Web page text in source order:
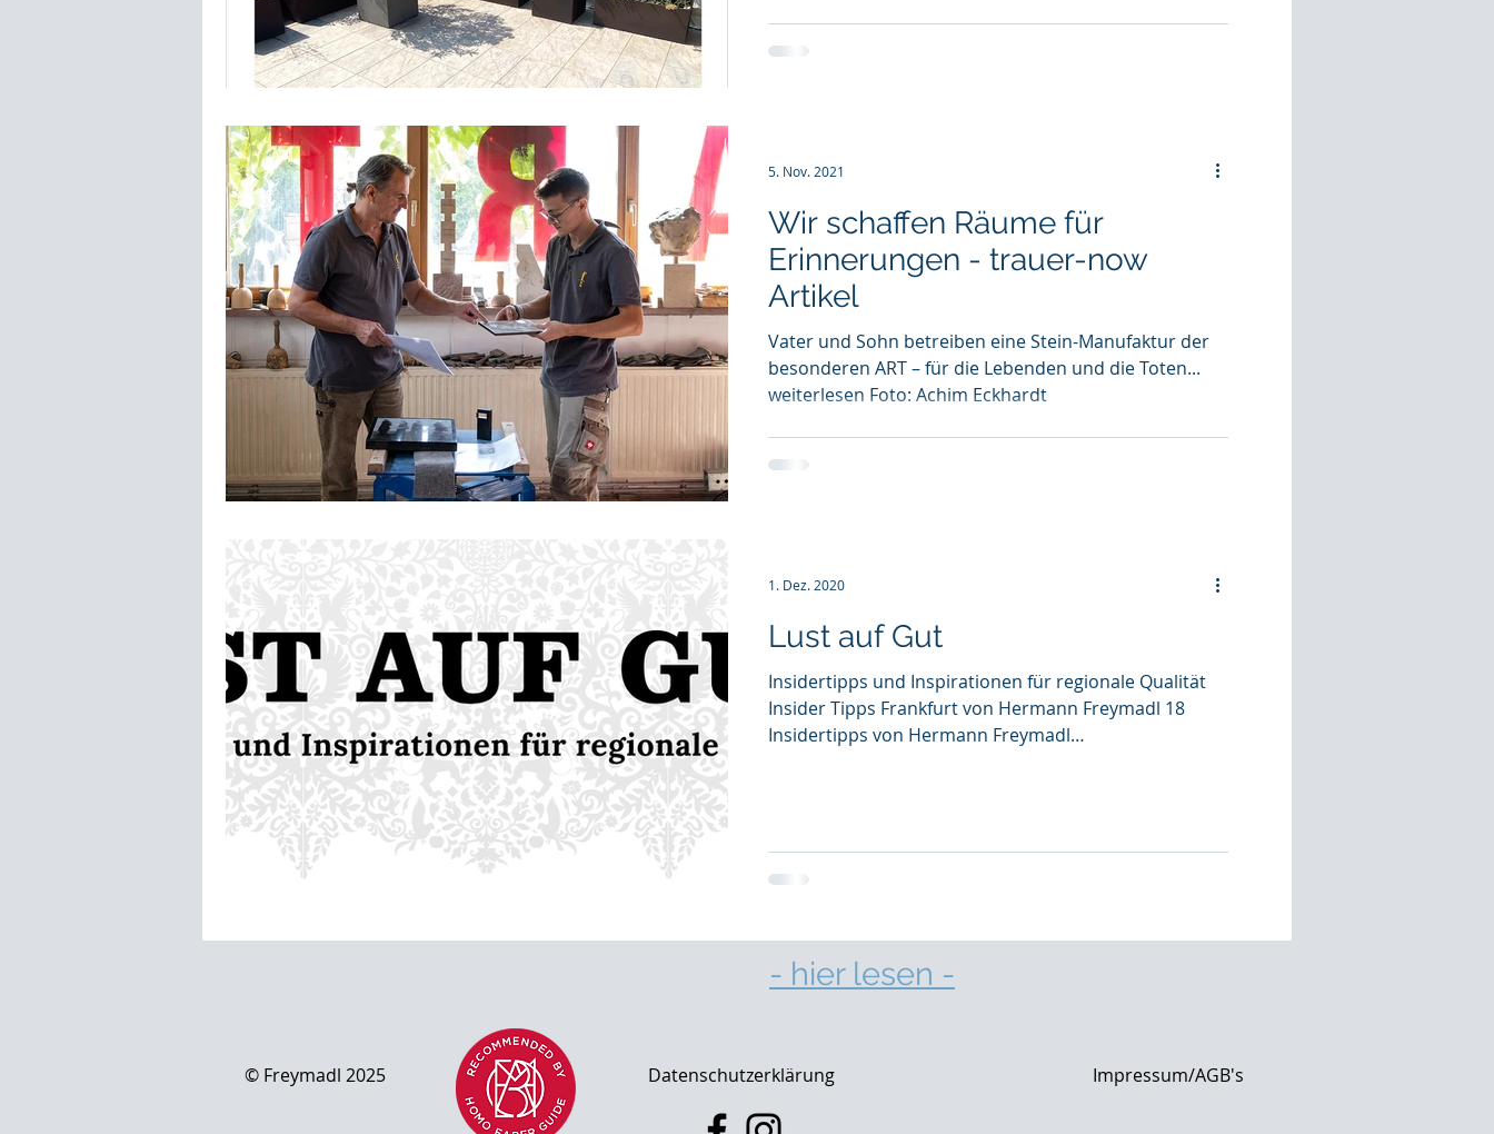
Wir schaffen Räume für
Erinnerungen - trauer-now
Artikel
Vater und Sohn betreiben eine Stein-Manu­faktur der
beson­deren ART – für die Lebenden und die Toten...
weiterlesen Foto: Achim Eckhardt
5. Nov. 2021
Lust auf Gut
Insidertipps und Inspirationen für regionale Qualität
Insider Tipps Frankfurt von Hermann Freymadl 18
Insidertipps von Hermann Freymadl
andere erfolgreich machen – das ist wahrer Erfolg.
1. Dez. 2020
- hier lesen -
© Freymadl 2025 Datenschutzerklärung Impressum/AGB's